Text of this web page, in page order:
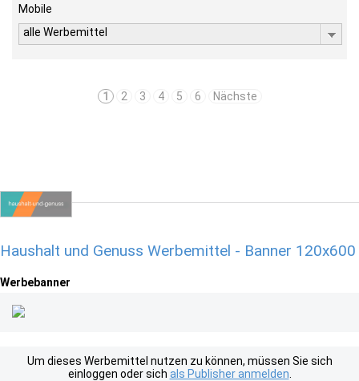
Mobile
alle Werbemittel
1 2 3 4 5 6 Nächste
Haushalt und Genuss Werbemittel - Banner 120x600
Werbebanner
Um dieses Werbemittel nutzen zu können, müssen Sie sich
einloggen oder sich als Publisher anmelden